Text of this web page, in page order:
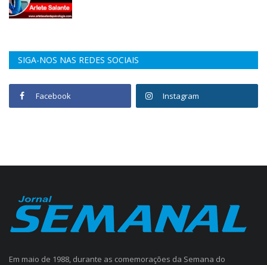
SIGA-NOS NAS REDES SOCIAIS
Facebook Instagram
Em maio de 1988, durante as comemorações da Semana do